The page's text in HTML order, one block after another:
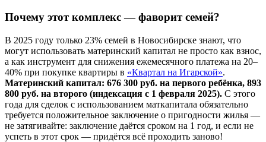
Почему этот комплекс — фаворит семей?
В 2025 году только 23% семей в Новосибирске знают, что
могут использовать материнский капитал не просто как взнос,
а как инструмент для снижения ежемесячного платежа на 20–
40% при покупке квартиры в «Квартал на Игарской».
Материнский капитал: 676 300 руб. на первого ребёнка, 893
800 руб. на второго (индексация с 1 февраля 2025). С этого
года для сделок с использованием маткапитала обязательно
требуется положительное заключение о пригодности жилья —
не затягивайте: заключение даётся сроком на 1 год, и если не
успеть в этот срок — придётся всё проходить заново!